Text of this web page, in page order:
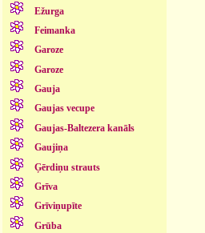
Ežurga
Feimanka
Garoze
Garoze
Gauja
Gaujas vecupe
Gaujas-Baltezera kanāls
Gaujiņa
Ģērdiņu strauts
Grīva
Grīviņupīte
Grūba